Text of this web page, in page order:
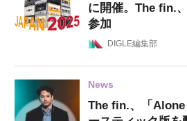
に開催。The fin.
参加
DIGLE編集部
News
The fin.、「